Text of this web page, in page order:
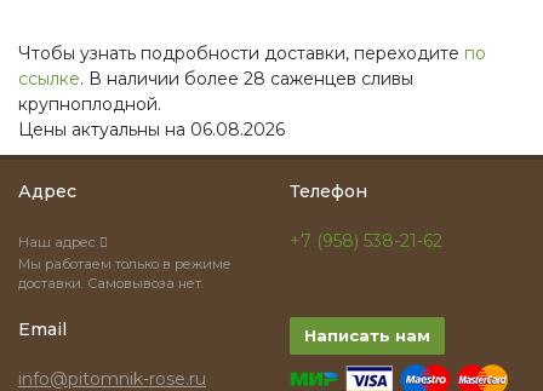
Чтобы узнать подробности доставки, переходите по
ссылке. В наличии более 28 саженцев сливы
крупноплодной.
Цены актуальны на 06.08.2026
Адрес
Наш адрес
Мы работаем только в режиме
доставки. Самовывоза нет.
Телефон
+7 (958) 538-21-62
Email
info@pitomnik-rose.ru
Написать нам